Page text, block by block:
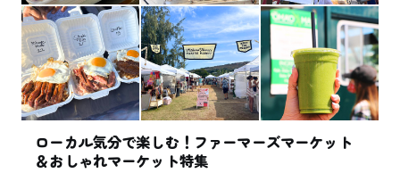
ローカル気分で楽しむ！ファーマーズマーケット
＆おしゃれマーケット特集